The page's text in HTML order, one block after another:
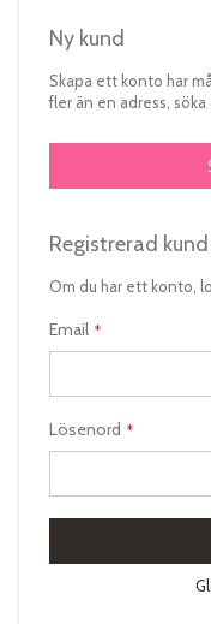
Ny kund
Skapa ett konto har
fler än en adress, söka
Registrerad kund
Om du har ett konto,
Email
Lösenord